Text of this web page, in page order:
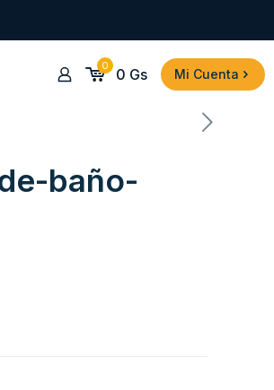
0 0 Gs Mi Cuenta
baño-